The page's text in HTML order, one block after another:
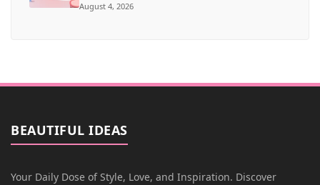
August 4, 2026
BEAUTIFUL IDEAS
Your Daily Dose of Style, Love, and Inspiration. Discover